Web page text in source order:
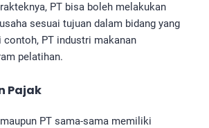
PT bisa boleh melakukan
sesuai tujuan dalam bidang yang
contoh, PT industri makanan
pelatihan.
Pajak
PT sama-sama memiliki